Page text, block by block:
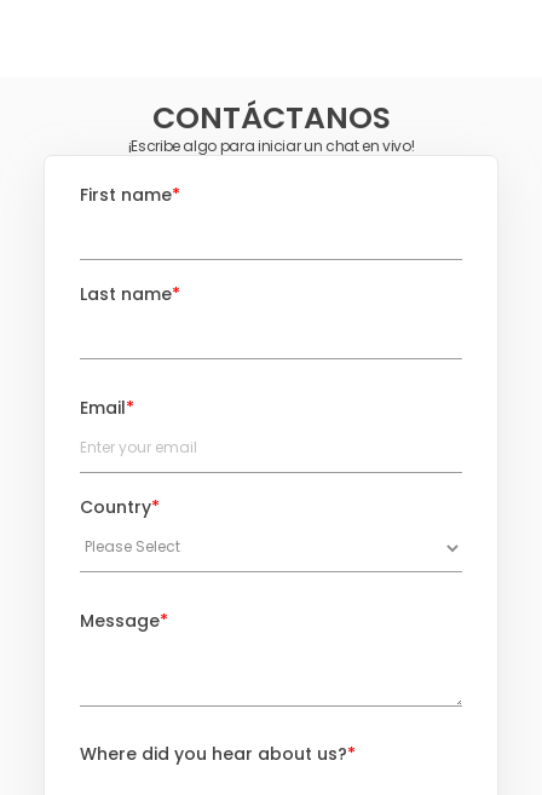
CONTÁCTANOS
¡Escribe algo para iniciar un chat en vivo!